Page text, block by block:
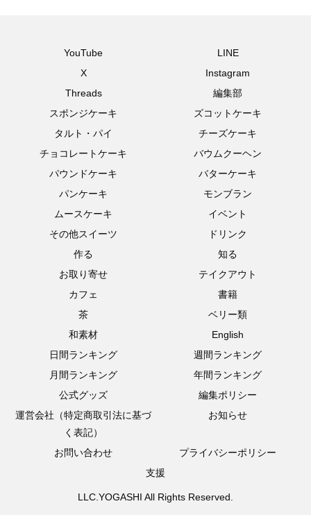
YouTube
LINE
X
Instagram
Threads
編集部
スポンジケーキ
ズコットケーキ
タルト・パイ
チーズケーキ
チョコレートケーキ
バウムクーヘン
パウンドケーキ
バターケーキ
パンケーキ
モンブラン
ムースケーキ
イベント
その他スイーツ
ドリンク
作る
知る
お取り寄せ
テイクアウト
カフェ
書籍
茶
ベリー類
和素材
English
日間ランキング
週間ランキング
月間ランキング
年間ランキング
公式グッズ
編集ポリシー
運営会社（特定商取引法に基づ
く表記）
お知らせ
お問い合わせ
プライバシーポリシー
支援
LLC.YOGASHI All Rights Reserved.